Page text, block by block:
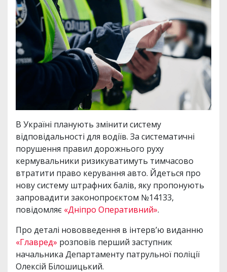
В Україні планують змінити систему
відповідальності для водіїв. За систематичні
порушення правил дорожнього руху
кермувальники ризикуватимуть тимчасово
втратити право керування авто. Йдеться про
нову систему штрафних балів, яку пропонують
запровадити законопроєктом №14133,
повідомляє «Дніпро Оперативний».
Про деталі нововведення в інтерв’ю виданню
«Главред» розповів перший заступник
начальника Департаменту патрульної поліції
Олексій Білошицький.